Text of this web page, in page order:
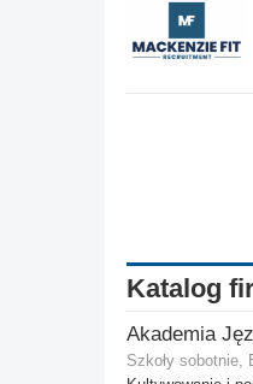
Katalog
Szkoły sobotnie,